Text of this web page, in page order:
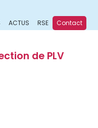
ACTUS RSE Contact
de PLV